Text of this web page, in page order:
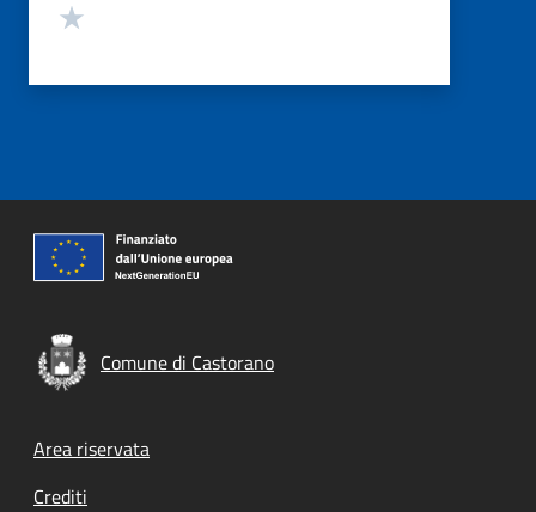
Comune di Castorano
Footer menu
Area riservata
Crediti